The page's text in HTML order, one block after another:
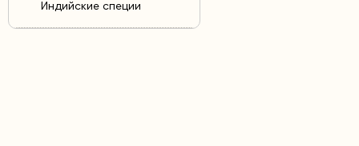
Индийские специи